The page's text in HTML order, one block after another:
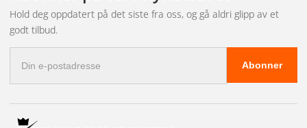
IP67-klassifiseringen gjør den ideell for bruk i tøffe miljøer
der det er viktig at den tåler vann og støv. Den enkle
Eksepsjonell synlighet og sikkerhet med høyintensivt LED-
lys
Kompakt og robust design som tåler tøffe arbeidsforhold
Hold deg oppdatert på det siste fra oss, og gå aldri glipp av et
godt tilbud.
postadresse
Abonner